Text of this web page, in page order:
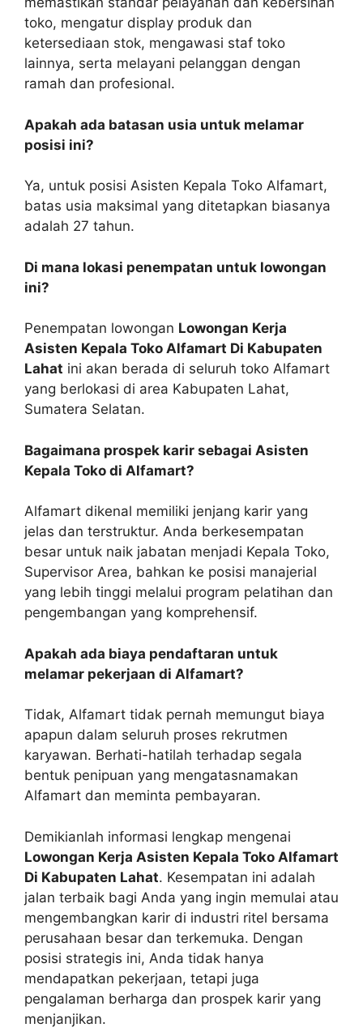
toko, mengatur display produk dan
ketersediaan stok, mengawasi staf toko
lainnya, serta melayani pelanggan dengan
ramah dan profesional.
Apakah ada batasan usia untuk melamar
posisi ini?
Ya, untuk posisi Asisten Kepala Toko Alfamart,
batas usia maksimal yang ditetapkan biasanya
adalah 27 tahun.
Di mana lokasi penempatan untuk lowongan
ini?
Penempatan lowongan Lowongan Kerja
Asisten Kepala Toko Alfamart Di Kabupaten
Lahat ini akan berada di seluruh toko Alfamart
yang berlokasi di area Kabupaten Lahat,
Sumatera Selatan.
Bagaimana prospek karir sebagai Asisten
Kepala Toko di Alfamart?
Alfamart dikenal memiliki jenjang karir yang
jelas dan terstruktur. Anda berkesempatan
besar untuk naik jabatan menjadi Kepala Toko,
Supervisor Area, bahkan ke posisi manajerial
yang lebih tinggi melalui program pelatihan dan
pengembangan yang komprehensif.
Apakah ada biaya pendaftaran untuk
melamar pekerjaan di Alfamart?
Tidak, Alfamart tidak pernah memungut biaya
apapun dalam seluruh proses rekrutmen
karyawan. Berhati-hatilah terhadap segala
bentuk penipuan yang mengatasnamakan
Alfamart dan meminta pembayaran.
Demikianlah informasi lengkap mengenai
Lowongan Kerja Asisten Kepala Toko Alfamart
Di Kabupaten Lahat. Kesempatan ini adalah
jalan terbaik bagi Anda yang ingin memulai atau
mengembangkan karir di industri ritel bersama
perusahaan besar dan terkemuka. Dengan
posisi strategis ini, Anda tidak hanya
mendapatkan pekerjaan, tetapi juga
pengalaman berharga dan prospek karir yang
menjanjikan.